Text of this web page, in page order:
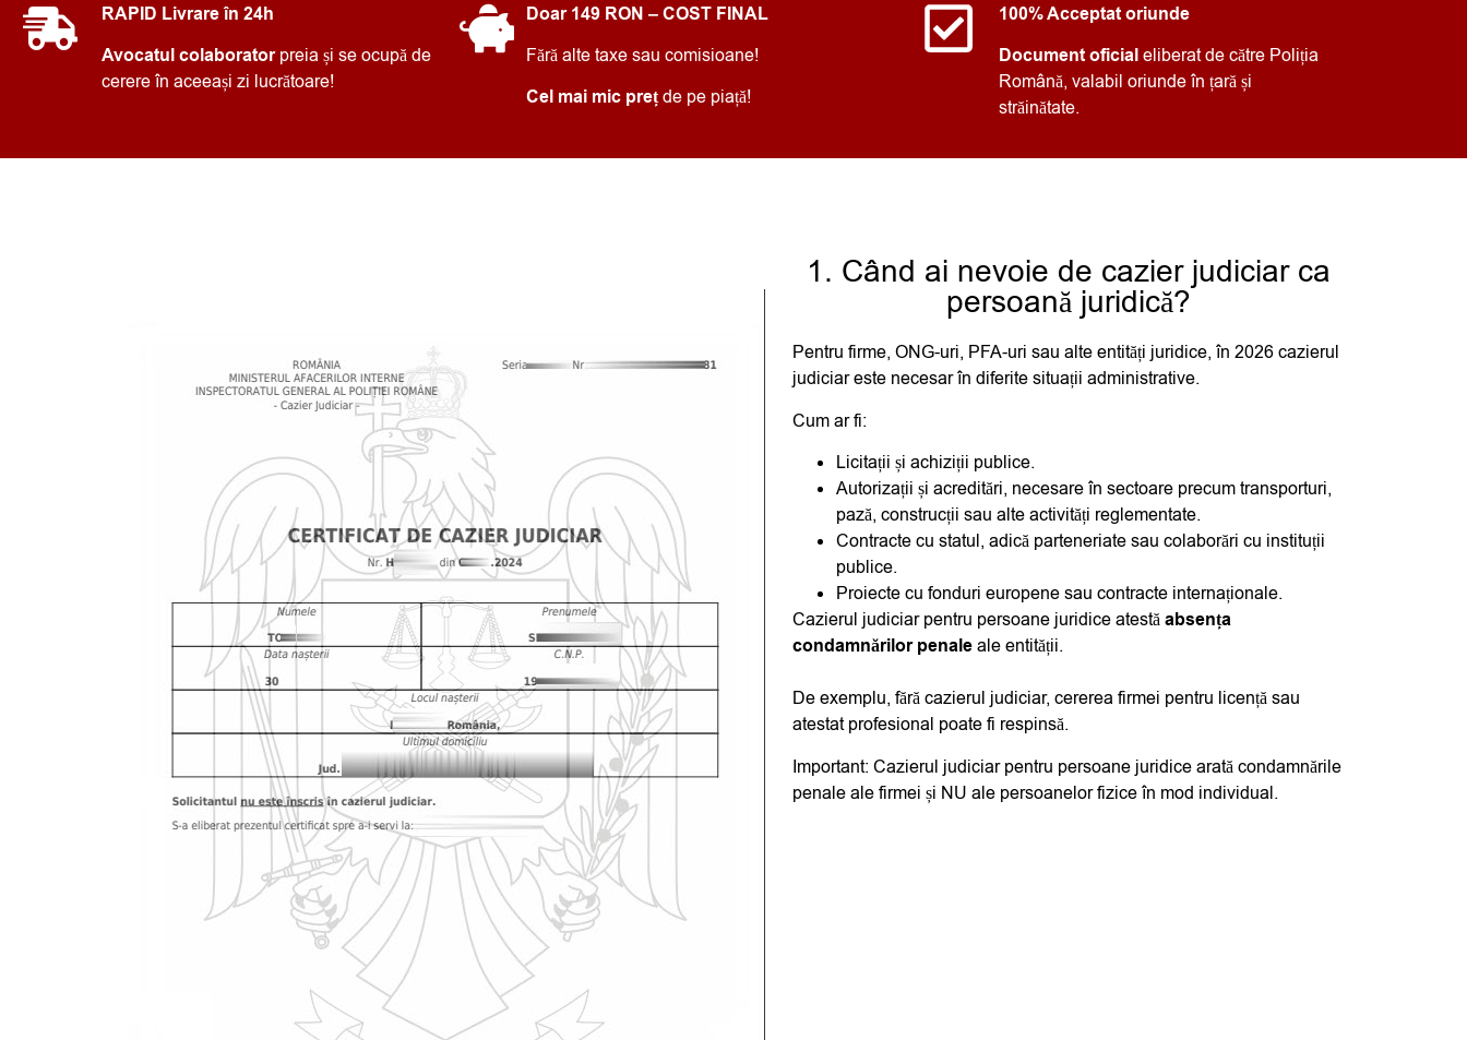
RAPID Livrare în 24h
Avocatul colaboratorpreia și se ocupă de
cerere în aceeași zi lucrătoare!
Doar 149 RON – COST FINAL
Fără alte taxe sau comisioane!
Cel mai mic prețde pe piață!
100% Acceptat oriunde
Document oficialeliberat de către Poliția
Română, valabil oriunde în țară și
străinătate.
1. Când ai nevoie de cazier judiciar ca
persoană juridică?
Pentru firme, ONG-uri, PFA-uri sau alte entități juridice, în 2026cazierul
judiciareste necesar în diferite situații administrative.
Cum ar fi:
Licitații și achiziții publice.
Autorizații și acreditări, necesare în sectoare precum transporturi,
pază, construcții sau alte activități reglementate.
Contracte cu statul, adică parteneriate sau colaborări cu instituții
publice.
Proiecte cu fonduri europene sau contracte internaționale.
Cazierul judiciar pentru persoane juridice atestăabsența
condamnărilor penaleale entității.
De exemplu, fără cazierul judiciar, cererea firmei pentru licență sau
atestat profesional poate fi respinsă.
Important: Cazierul judiciar pentru persoane juridice arată condamnările
penale ale firmei și NU ale persoanelor fizice în mod individual.